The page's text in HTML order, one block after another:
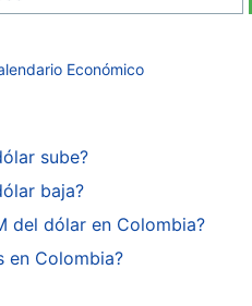
Económico
sube?
baja?
del dólar en Colombia?
en Colombia?